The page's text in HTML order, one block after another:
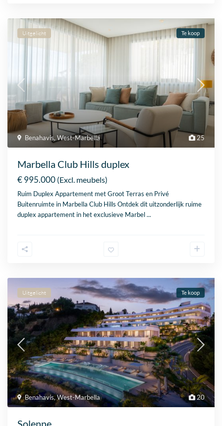
25
Benahavis,West-Marbella
Uitgelicht Te koop
Marbella Club Hills duplex
€ 995.000 (Excl. meubels)
Ruim Duplex Appartement met Groot Terras en Privé
Buitenruimte in Marbella Club Hills Ontdek dit uitzonderlijk ruime
duplex appartement in het exclusieve Marbel...
20
Benahavis,West-Marbella
Uitgelicht Te koop
Solenne